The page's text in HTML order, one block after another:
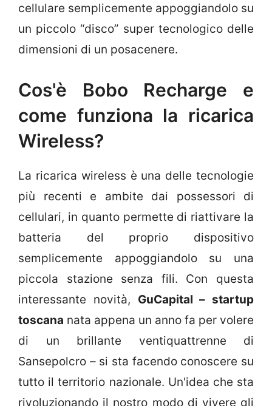
cellulare semplicemente appoggiandolo su
un piccolo “disco” super tecnologico delle
dimensioni di un posacenere.
Cos'è Bobo Recharge e
come funziona la ricarica
Wireless?
La ricarica wireless è una delle tecnologie
più recenti e ambite dai possessori di
cellulari, in quanto permette di riattivare la
batteria del proprio dispositivo
semplicemente appoggiandolo su una
piccola stazione senza fili. Con questa
interessante novità, GuCapital – startup
toscana nata appena un anno fa per volere
di un brillante ventiquattrenne di
Sansepolcro – si sta facendo conoscere su
tutto il territorio nazionale. Un'idea che sta
rivoluzionando il nostro modo di vivere gli